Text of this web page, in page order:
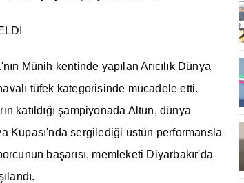
Münih kentinde yapılan Arıcılık Dünya
tüfek kategorisinde mücadele etti.
katıldığı şampiyonada Altun, dünya
Kupası'nda sergilediği üstün performansla
başarısı, memleketi Diyarbakır'da